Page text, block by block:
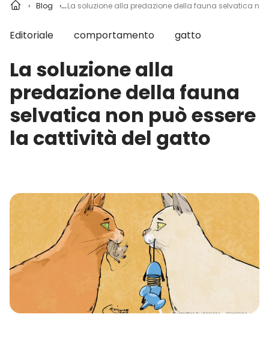
Blog La soluzione alla predazione della fauna selvatica
Editoriale comportamento gatto
La soluzione alla
predazione della fauna
selvatica non può essere
la cattività del gatto